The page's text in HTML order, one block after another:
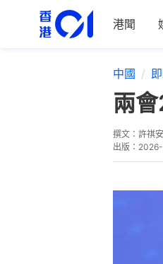
港聞
中國
兩
撰文： 許祺安
出版：